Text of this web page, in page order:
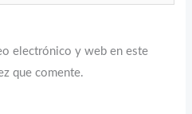
electrónico y web en este
que comente.